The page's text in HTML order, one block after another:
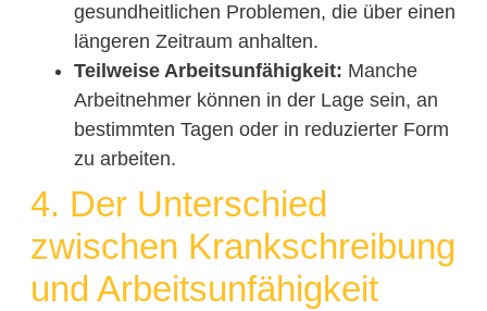
gesundheitlichen Problemen, die über einen
längeren Zeitraum anhalten.
Teilweise Arbeitsunfähigkeit: Manche
Arbeitnehmer können in der Lage sein, an
bestimmten Tagen oder in reduzierter Form
zu arbeiten.
4. Der Unterschied
zwischen Krankschreibung
und Arbeitsunfähigkeit